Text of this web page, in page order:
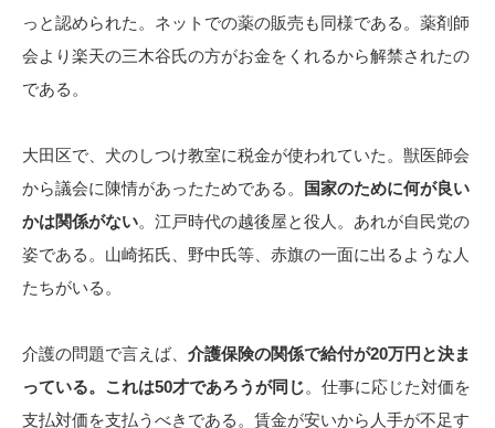
っと認められた。ネットでの薬の販売も同様である。薬剤師
会より楽天の三木谷氏の方がお金をくれるから解禁されたの
である。
大田区で、犬のしつけ教室に税金が使われていた。獣医師会
から議会に陳情があったためである。
国家のために何が良い
かは関係がない。江戸時代の越後屋と役人。あれが自民党の
姿である。山崎拓氏、野中氏等、赤旗の一面に出るような人
たちがいる。
介護の問題で言えば、 介護保険の関係で給付が20万円と決ま
っている。これは50才であろうが同じ。仕事に応じた対価を
支払対価を支払うべきである。賃金が安いから人手が不足す